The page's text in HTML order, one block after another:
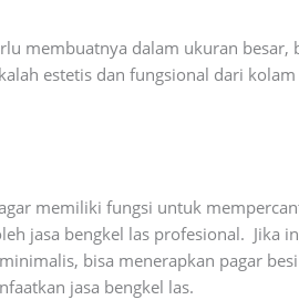
membuatnya dalam ukuran besar,
estetis dan fungsional dari
memiliki fungsi untuk
jasa bengkel las profesional. Jika
bisa menerapkan pagar
jasa bengkel las.